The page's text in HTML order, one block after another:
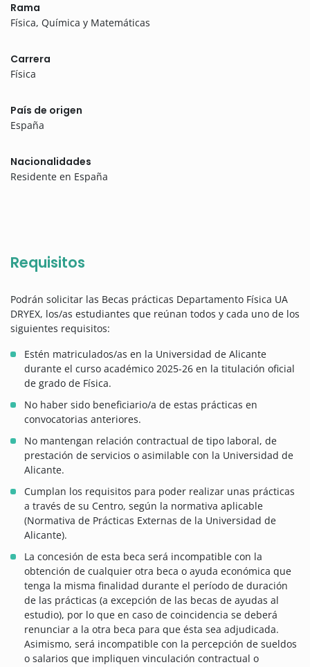
Rama
Física, Química y Matemáticas
Carrera
Física
País de origen
España
Nacionalidades
Residente en España
Requisitos
Podrán solicitar las Becas prácticas Departamento Física UA
DRYEX, los/as estudiantes que reúnan todos y cada uno de los
siguientes requisitos:
Estén matriculados/as en la Universidad de Alicante
durante el curso académico 2025-26 en la titulación oficial
de grado de Física.
No haber sido beneficiario/a de estas prácticas en
convocatorias anteriores.
No mantengan relación contractual de tipo laboral, de
prestación de servicios o asimilable con la Universidad de
Alicante.
Cumplan los requisitos para poder realizar unas prácticas
a través de su Centro, según la normativa aplicable
(Normativa de Prácticas Externas de la Universidad de
Alicante).
La concesión de esta beca será incompatible con la
obtención de cualquier otra beca o ayuda económica que
tenga la misma finalidad durante el período de duración
de las prácticas (a excepción de las becas de ayudas al
estudio), por lo que en caso de coincidencia se deberá
renunciar a la otra beca para que ésta sea adjudicada.
Asimismo, será incompatible con la percepción de sueldos
o salarios que impliquen vinculación contractual o